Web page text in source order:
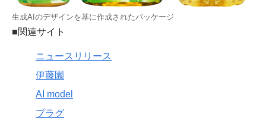
生成AIのデザインを基に作成されたパッケージ
■関連サイト
ニュースリリース
伊藤園
AI model
プラグ